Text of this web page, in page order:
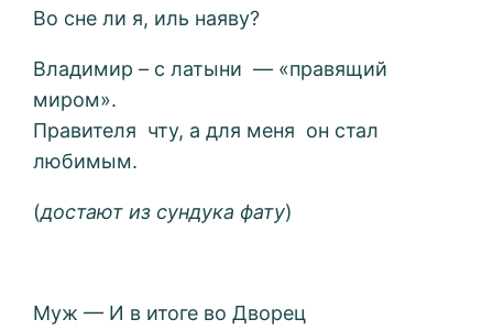
Во сне ли я, иль наяву?
Владимир – с латыни — «правящий
миром».
Правителя чту, а для меня он стал
любимым.
(достают из сундука фату)
Муж — И в итоге во Дворец